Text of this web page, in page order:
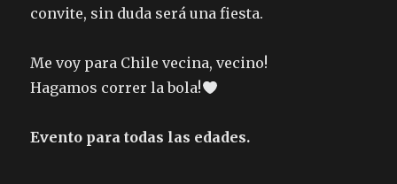
convite, sin duda será una fiesta.
Me voy para Chile vecina, vecino!
Hagamos correr la bola!
Evento para todas las edades.